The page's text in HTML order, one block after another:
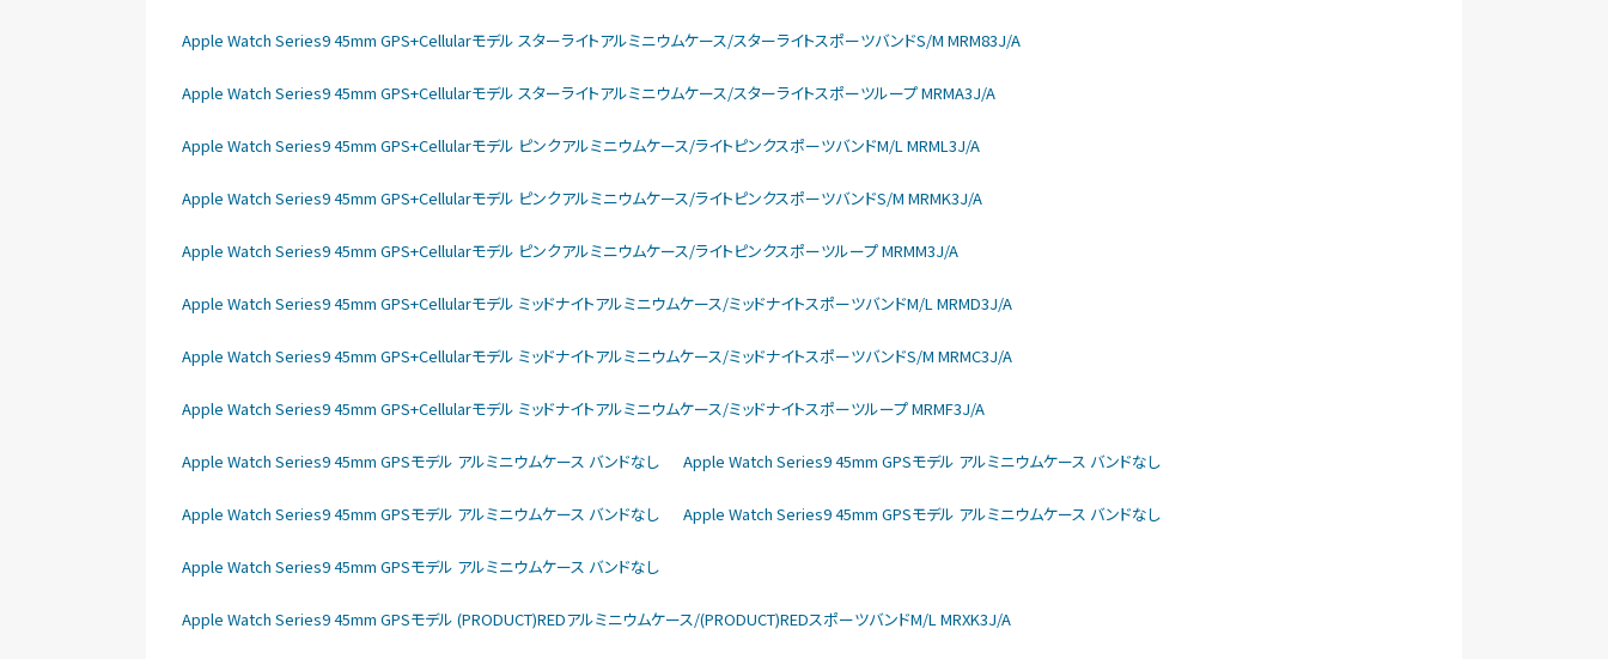
Apple Watch Series9 45mm GPS+Cellularモデル スターライトアルミニウムケース/スターライトスポーツバンドS/M MRM83J/A
Apple Watch Series9 45mm GPS+Cellularモデル スターライトアルミニウムケース/スターライトスポーツループ MRMA3J/A
Apple Watch Series9 45mm GPS+Cellularモデル ピンクアルミニウムケース/ライトピンクスポーツバンドM/L MRML3J/A
Apple Watch Series9 45mm GPS+Cellularモデル ピンクアルミニウムケース/ライトピンクスポーツバンドS/M MRMK3J/A
Apple Watch Series9 45mm GPS+Cellularモデル ピンクアルミニウムケース/ライトピンクスポーツループ MRMM3J/A
Apple Watch Series9 45mm GPS+Cellularモデル ミッドナイトアルミニウムケース/ミッドナイトスポーツバンドM/L MRMD3J/A
Apple Watch Series9 45mm GPS+Cellularモデル ミッドナイトアルミニウムケース/ミッドナイトスポーツバンドS/M MRMC3J/A
Apple Watch Series9 45mm GPS+Cellularモデル ミッドナイトアルミニウムケース/ミッドナイトスポーツループ MRMF3J/A
Apple Watch Series9 45mm GPSモデル アルミニウムケース バンドなし Apple Watch Series9 45mm GPSモデル アルミニウムケース バンドなし
Apple Watch Series9 45mm GPSモデル アルミニウムケース バンドなし Apple Watch Series9 45mm GPSモデル アルミニウムケース バンドなし
Apple Watch Series9 45mm GPSモデル アルミニウムケース バンドなし
Apple Watch Series9 45mm GPSモデル (PRODUCT)REDアルミニウムケース/(PRODUCT)REDスポーツバンドM/L MRXK3J/A